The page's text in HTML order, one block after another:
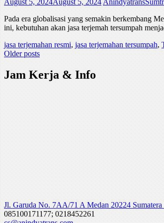
Pada era globalisasi yang semakin berkembang
ini, kebutuhan akan jasa terjemah tersumpah
jasa terjemahan resmi,jasa terjemahan tersumpah,
Posts
navigation
Older posts
Jam Kerja & Info
Jl. Garuda No. 7AA/71 A Medan 20224 Sumatera
085100171177; 0218452261